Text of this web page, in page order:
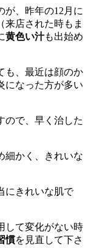
が、昨年の12月に
来店された時もま
黄色い汁も出始め
も、最近は顔のか
になった方が多い
ので、早く治した
細かく、きれいな
にきれいな肌で
して変化がない時
慣を見直して下さ